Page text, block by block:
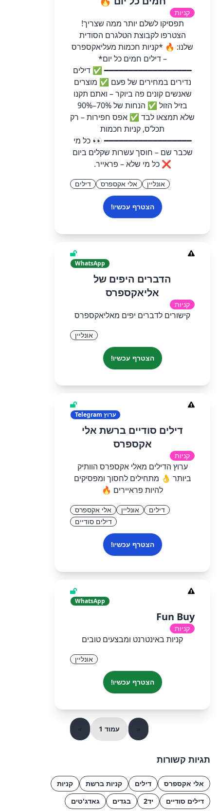
קניות
תפסיקו לשלם יותר ממה שצריך!
הצטרפו לקבוצת הטלגרם הסודית
שלנו: 🔥 *קניות חכמות מעליאקספרס
– דילים חמים כל יום*
━━━━━━━━━━━━━━━━━━ ✅ דילים
נדירים במחירים של פעם ✅ מוצרים
שאנשים קונים פה ביוקר – ואתם תקנו
בזיל הזול ✅ הנחות של 70%–90%
שלא תמצאו לבד ✅ אפס חפירות – רק
תכל’ס, קניות חכמות
━━━━━━━━━━━━━━━━━━ 👀 כל מי
שכבר שם – חוסך עשרות שקלים ביום
❌ כל מי שלא – פראייר.
אונליין אלי אקספרס דילים
הצטרף עכשיו!
WhatsApp
הדברים היפים של
אליאקספרס
קניות
קישורים לדברים יפים מאליאקספרס
אונליין
הצטרף עכשיו!
ערוץ
דילים סודיים ברשת אלי
אקספרס
קניות
ערוץ הדילים מאלי אקספרס הוותיק
ביותר 👌 מתחילים לחסוך ומפסיקים
להיות פראיירים 🔥
דילים אונליין
אלי אקספרס
דילים סודיים
הצטרף עכשיו!
WhatsApp
Fun Buy
קניות
קניות באינטרנט ומבצעים טובים
אונליין
הצטרף עכשיו!
עמוד 1
תגיות קשורות
אלי אקספרס דילים קניות ברשת
קניות
דילים סודיים
יד2 בגדים גאדג'טים